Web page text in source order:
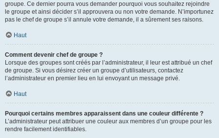
groupe. Ce dernier pourra vous demander pourquoi vous souhaitez rejoindre
le groupe et ainsi décider s’il approuvera ou non votre demande. N’importunez
pas le chef de groupe s’il annule votre demande, il a sûrement ses raisons.
Haut
Comment devenir chef de groupe ?
Lorsque des groupes sont créés par l’administrateur, il leur est attribué un chef
de groupe. Si vous désirez créer un groupe d’utilisateurs, contactez
l’administrateur en premier lieu en lui envoyant un message privé.
Haut
Pourquoi certains membres apparaissent dans une couleur différente ?
L’administrateur peut attribuer une couleur aux membres d’un groupe pour les
rendre facilement identifiables.